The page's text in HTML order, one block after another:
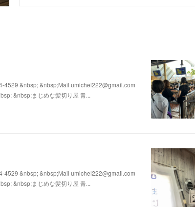
4529 &nbsp; &nbsp;Mail umichel222@gmail.com
&nbsp;まじめな髪切り屋 青...
4529 &nbsp; &nbsp;Mail umichel222@gmail.com
&nbsp;まじめな髪切り屋 青...